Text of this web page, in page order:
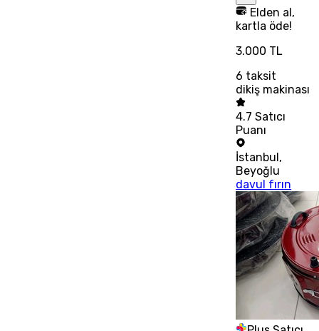
Elden al,
kartla öde!
3.000 TL
6 taksit
dikiş makinası
4.7 Satıcı
Puanı
İstanbul,
Beyoğlu
davul fırın